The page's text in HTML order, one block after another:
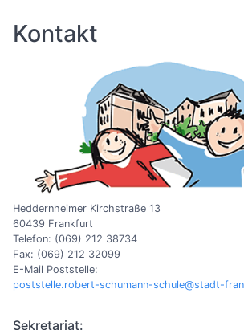
Kontakt
Heddernheimer Kirchstraße 13
60439 Frankfurt
Telefon: (069) 212 38734
Fax: (069) 212 32099
E-Mail Poststelle:
poststelle.robert-schumann-schule@stadt-
Sekretariat: